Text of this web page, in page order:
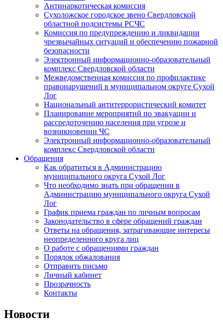
Антинаркотическая комиссия
Сухоложское городское звено Свердловской
областной подсистемы РСЧС
Комиссия по предупреждению и ликвидации
чрезвычайных ситуаций и обеспечению пожарной
безопасности
Электронный информационно-образовательный
комплекс Cвердловской области
Межведомственная комиссия по профилактике
правонарушений в муниципальном округе Сухой
Лог
Национальный антитеррористический комитет
Планирование мероприятий по эвакуации и
рассредоточению населения при угрозе и
возникновении ЧС
Электронный информационно-образовательный
комплекс Свердловской области
Обращения
Как обратиться в Администрацию
муниципального округа Сухой Лог
Что необходимо знать при обращении в
Администрацию муниципального округа Сухой
Лог
График приема граждан по личным вопросам
Законодательство в сфере обращений граждан
Ответы на обращения, затрагивающие интересы
неопределенного круга лиц
О работе с обращениями граждан
Порядок обжалования
Отправить письмо
Личный кабинет
Прозрачность
Контакты
Новости